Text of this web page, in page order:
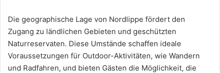
Die geographische Lage von Nordlippe fördert den
Zugang zu ländlichen Gebieten und geschützten
Naturreservaten. Diese Umstände schaffen ideale
Voraussetzungen für Outdoor-Aktivitäten, wie Wandern
und Radfahren, und bieten Gästen die Möglichkeit, die